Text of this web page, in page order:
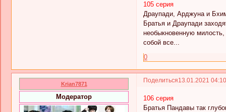
105 серия
Драупади, Арджуна и
Братья и Драупади
необыкновенную
собой все...
0
Поделиться13.01.2021
Krian7871
Модератор
106 серия
Братья Пандавы так